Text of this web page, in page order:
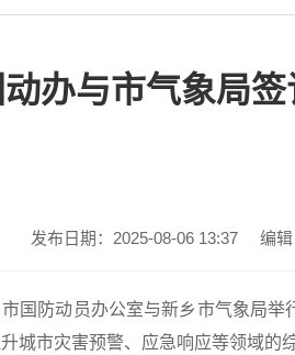
办与市气象局
发布日期：2025-08-06 13:37 编
市国防动员办公室与新乡市气象局
城市灾害预警、应急响应等领域的